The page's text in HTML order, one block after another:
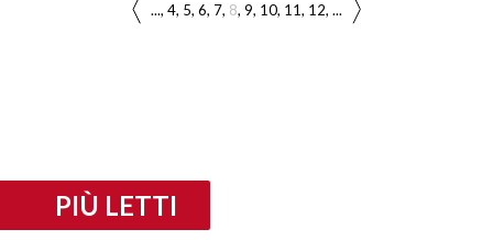
... 4 5 6 7 8 9 10 11 12 ...
PIÙ LETTI